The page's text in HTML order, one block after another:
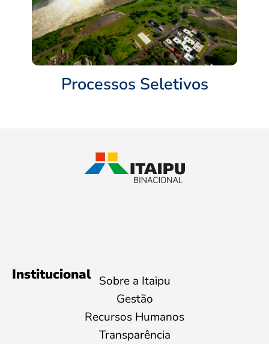
Processos Seletivos
Institucional Sobre a Itaipu
Gestão
Recursos Humanos
Transparência